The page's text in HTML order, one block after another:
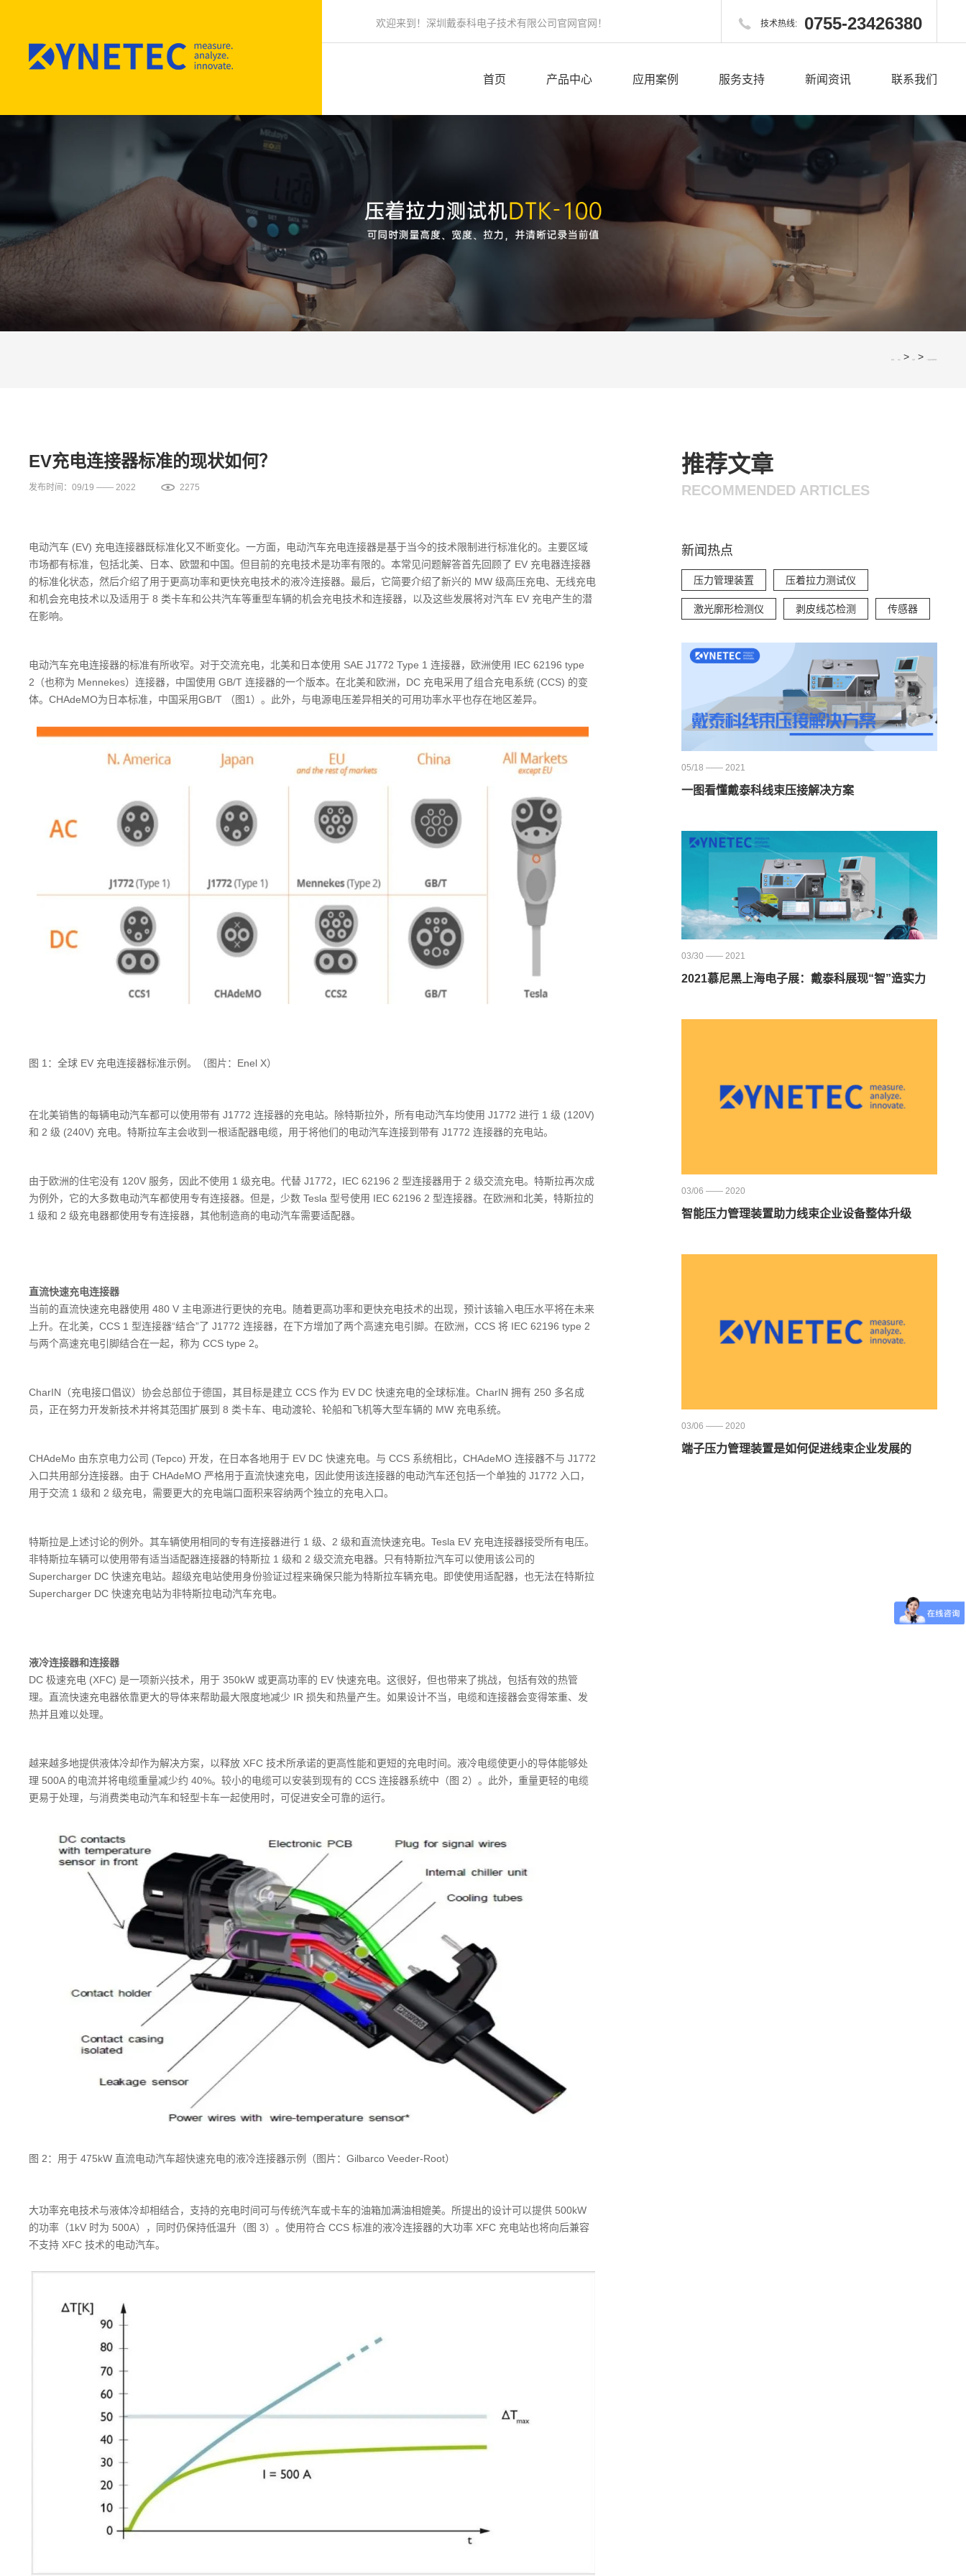
欢迎来到！深圳戴泰科电子技术有限公司官网官网！  技术热线: 0755-23426380
首页 产品中心 应用案例 服务支持 新闻资讯 联系我们
> >
EV充电连接器标准的现状如何？
发布时间：09/19 —— 2022 2275
电动汽车 (EV) 充电连接器既标准化又不断变化。一方面，电动汽车充电连接器是基于当今的技术限制进行标准化的。主要区域
市场都有标准，包括北美、日本、欧盟和中国。但目前的充电技术是功率有限的。本常见问题解答首先回顾了 EV 充电器连接器
的标准化状态，然后介绍了用于更高功率和更快充电技术的液冷连接器。最后，它简要介绍了新兴的 MW 级高压充电、无线充电
和机会充电技术以及适用于 8 类卡车和公共汽车等重型车辆的机会充电技术和连接器，以及这些发展将对汽车 EV 充电产生的潜
在影响。
电动汽车充电连接器的标准有所收窄。对于交流充电，北美和日本使用 SAE J1772 Type 1 连接器，欧洲使用 IEC 62196 type
2（也称为 Mennekes）连接器，中国使用 GB/T 连接器的一个版本。在北美和欧洲，DC 充电采用了组合充电系统 (CCS) 的变
体。CHAdeMO为日本标准，中国采用GB/T （图1）。此外，与电源电压差异相关的可用功率水平也存在地区差异。
图 1：全球 EV 充电连接器标准示例。（图片：Enel X）
在北美销售的每辆电动汽车都可以使用带有 J1772 连接器的充电站。除特斯拉外，所有电动汽车均使用 J1772 进行 1 级 (120V)
和 2 级 (240V) 充电。特斯拉车主会收到一根适配器电缆，用于将他们的电动汽车连接到带有 J1772 连接器的充电站。
由于欧洲的住宅没有 120V 服务，因此不使用 1 级充电。代替 J1772，IEC 62196 2 型连接器用于 2 级交流充电。特斯拉再次成
为例外，它的大多数电动汽车都使用专有连接器。但是，少数 Tesla 型号使用 IEC 62196 2 型连接器。在欧洲和北美，特斯拉的
1 级和 2 级充电器都使用专有连接器，其他制造商的电动汽车需要适配器。
直流快速充电连接器
当前的直流快速充电器使用 480 V 主电源进行更快的充电。随着更高功率和更快充电技术的出现，预计该输入电压水平将在未来
上升。在北美，CCS 1 型连接器“结合”了 J1772 连接器，在下方增加了两个高速充电引脚。在欧洲，CCS 将 IEC 62196 type 2
与两个高速充电引脚结合在一起，称为 CCS type 2。
CharIN（充电接口倡议）协会总部位于德国，其目标是建立 CCS 作为 EV DC 快速充电的全球标准。CharIN 拥有 250 多名成
员，正在努力开发新技术并将其范围扩展到 8 类卡车、电动渡轮、轮船和飞机等大型车辆的 MW 充电系统。
CHAdeMo 由东京电力公司 (Tepco) 开发，在日本各地用于 EV DC 快速充电。与 CCS 系统相比，CHAdeMO 连接器不与 J1772
入口共用部分连接器。由于 CHAdeMO 严格用于直流快速充电，因此使用该连接器的电动汽车还包括一个单独的 J1772 入口，
用于交流 1 级和 2 级充电，需要更大的充电端口面积来容纳两个独立的充电入口。
特斯拉是上述讨论的例外。其车辆使用相同的专有连接器进行 1 级、2 级和直流快速充电。Tesla EV 充电连接器接受所有电压。
非特斯拉车辆可以使用带有适当适配器连接器的特斯拉 1 级和 2 级交流充电器。只有特斯拉汽车可以使用该公司的
Supercharger DC 快速充电站。超级充电站使用身份验证过程来确保只能为特斯拉车辆充电。即使使用适配器，也无法在特斯拉
Supercharger DC 快速充电站为非特斯拉电动汽车充电。
液冷连接器和连接器
DC 极速充电 (XFC) 是一项新兴技术，用于 350kW 或更高功率的 EV 快速充电。这很好，但也带来了挑战，包括有效的热管
理。直流快速充电器依靠更大的导体来帮助最大限度地减少 IR 损失和热量产生。如果设计不当，电缆和连接器会变得笨重、发
热并且难以处理。
越来越多地提供液体冷却作为解决方案，以释放 XFC 技术所承诺的更高性能和更短的充电时间。液冷电缆使更小的导体能够处
理 500A 的电流并将电缆重量减少约 40%。较小的电缆可以安装到现有的 CCS 连接器系统中（图 2）。此外，重量更轻的电缆
更易于处理，与消费类电动汽车和轻型卡车一起使用时，可促进安全可靠的运行。
图 2：用于 475kW 直流电动汽车超快速充电的液冷连接器示例（图片：Gilbarco Veeder-Root）
大功率充电技术与液体冷却相结合，支持的充电时间可与传统汽车或卡车的油箱加满油相媲美。所提出的设计可以提供 500kW
的功率（1kV 时为 500A），同时仍保持低温升（图 3）。使用符合 CCS 标准的液冷连接器的大功率 XFC 充电站也将向后兼容
不支持 XFC 技术的电动汽车。
推荐文章
RECOMMENDED ARTICLES
新闻热点
压力管理装置 压着拉力测试仪
激光廓形检测仪 剥皮线芯检测 传感器
05/18 —— 2021
一图看懂戴泰科线束压接解决方案
03/30 —— 2021
2021慕尼黑上海电子展：戴泰科展现“智”造实力
03/06 —— 2020
智能压力管理装置助力线束企业设备整体升级
03/06 —— 2020
端子压力管理装置是如何促进线束企业发展的